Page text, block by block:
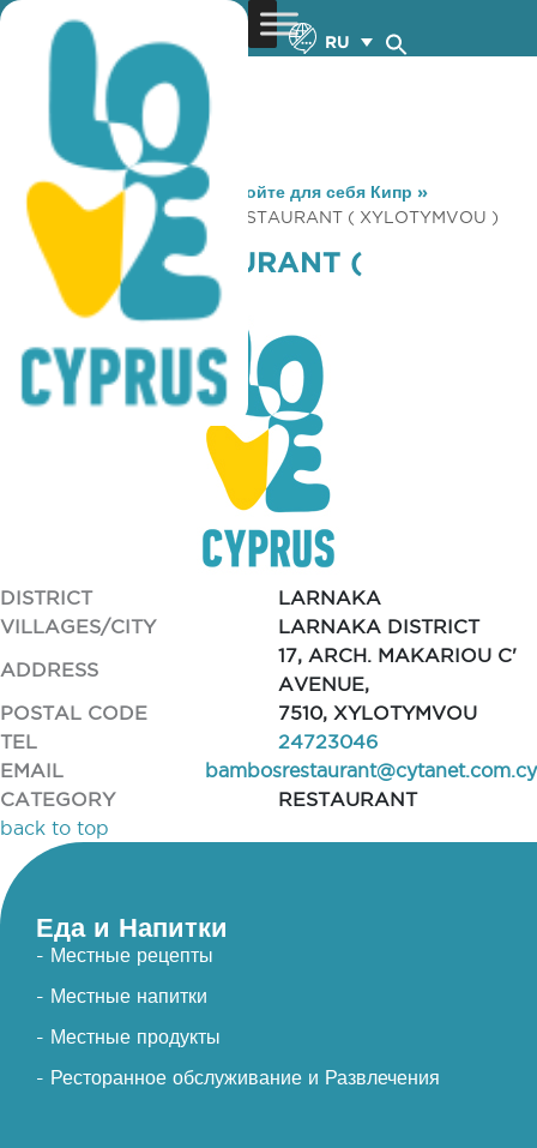
RU
You are here: Home »Откройте для себя Кипр »
Gastronomy
» BAMBOS RESTAURANT ( XYLOTYMVOU )
BAMBOS RESTAURANT (
XYLOTYMVOU )
DISTRICT
LARNAKA
VILLAGES/CITY
LARNAKA DISTRICT
ADDRESS
17, ARCH. MAKARIOU C'
AVENUE,
POSTAL CODE
7510, XYLOTYMVOU
TEL
24723046
EMAIL
bambosrestaurant@cytanet.com.cy
CATEGORY
RESTAURANT
back to top
Еда и Напитки
- Местные рецепты
- Местные напитки
- Местные продукты
- Ресторанное обслуживание и Развлечения